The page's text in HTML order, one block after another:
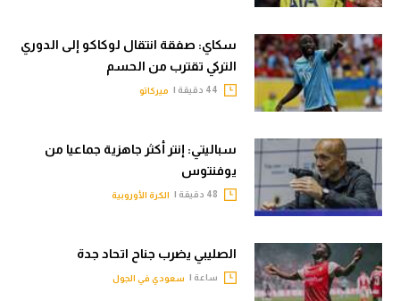
سكاي: صفقة انتقال لوكاكو إلى الدوري
التركي تقترب من الحسم
ميركاتو
سباليتي: إنتر أكثر جاهزية جماعيا من
يوفنتوس
الكرة الأوروبية
الصليبي يضرب جناح اتحاد جدة
ساعة | سعودي في الجول